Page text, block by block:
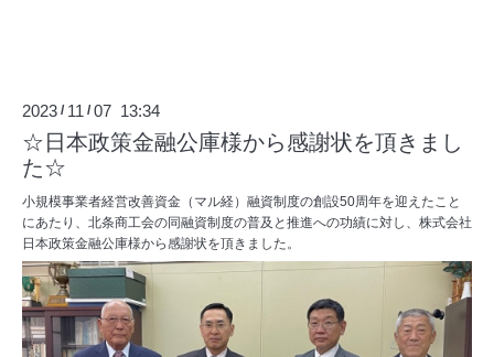
2023 / 11 /07 13:34
☆日本政策金融公庫様から感謝状を頂きまし
た☆
小規模事業者経営改善資金（マル経）融資制度の創設50周年を迎えたこと
にあたり、北条商工会の同融資制度の普及と推進への功績に対し、株式会社
日本政策金融公庫様から感謝状を頂きました。